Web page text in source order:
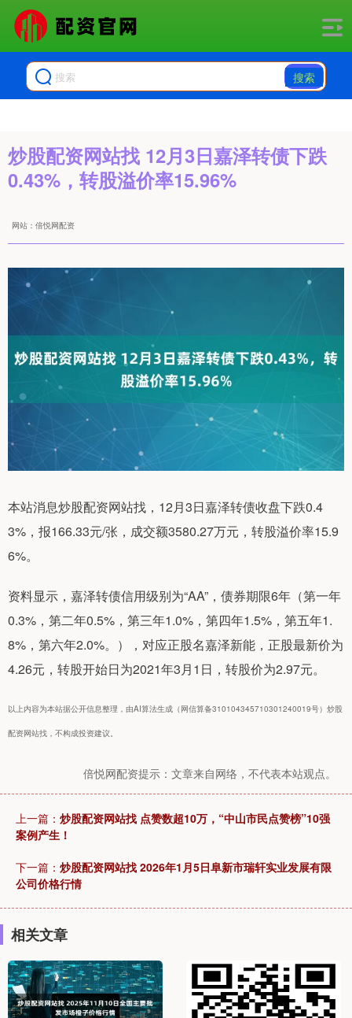
搜索
炒股配资网站找 12月3日嘉泽转债下跌
0.43%，转股溢价率15.96%
网站：倍悦网配资
本站消息炒股配资网站找，12月3日嘉泽转债收盘下跌0.4
3%，报166.33元/张，成交额3580.27万元，转股溢价率15.9
6%。
资料显示，嘉泽转债信用级别为“AA”，债券期限6年（第一年
0.3%，第二年0.5%，第三年1.0%，第四年1.5%，第五年1.
8%，第六年2.0%。），对应正股名嘉泽新能，正股最新价为
4.26元，转股开始日为2021年3月1日，转股价为2.97元。
以上内容为本站据公开信息整理，由AI算法生成（网信算备310104345710301240019号）炒股
配资网站找，不构成投资建议。
倍悦网配资提示：文章来自网络，不代表本站观点。
上一篇： 炒股配资网站找 点赞数超10万，“中山市民点赞榜”10强
案例产生！
下一篇： 炒股配资网站找 2026年1月5日阜新市瑞轩实业发展有限
公司价格行情
相关文章